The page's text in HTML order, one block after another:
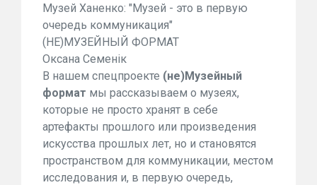
Музей Ханенко: "Музей - это в первую
очередь коммуникация"
(НЕ)МУЗЕЙНЫЙ ФОРМАТ
Оксана Семенік
В нашем спецпроекте (не)Музейный
формат мы рассказываем о музеях,
которые не просто хранят в себе
артефакты прошлого или произведения
искусства прошлых лет, но и становятся
пространством для коммуникации, местом
исследования и, в первую очередь,